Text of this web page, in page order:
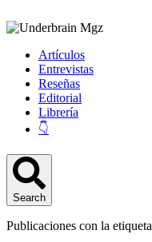
Artículos
Entrevistas
Reseñas
Editorial
Librería
👇
Search
Publicaciones con la etiqueta